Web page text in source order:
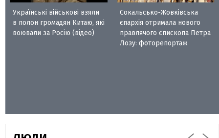
Українські військові взяли
в полон громадян Китаю, які
воювали за Росію (відео)
Сокальсько-Жовківська
єпархія отримала нового
правлячого єпископа Петра
Лозу: фоторепортаж